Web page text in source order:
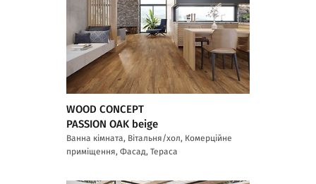
WOOD CONCEPT
PASSION OAK beige
Ванна кімната, Вітальня/хол, Комерційне
приміщення, Фасад, Тераса